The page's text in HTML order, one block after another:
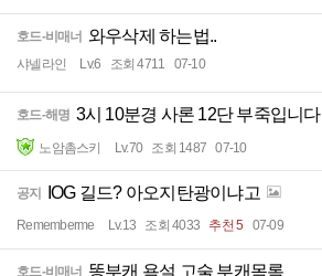
호드-비매너 와우삭제 하는법..
샤넬라인 Lv.6 조회 4711 07-10
호드-해명 3시 10분경 사론 12단 부죽입니다
노암촘스키 Lv.70 조회 1487 07-10
공지 IOG 길드? 아오지탄광이냐고
Rememberme Lv.13 조회 4033 추천 5 07-09
호드-비매너 똥부캐 욕설 고술 부캐목록